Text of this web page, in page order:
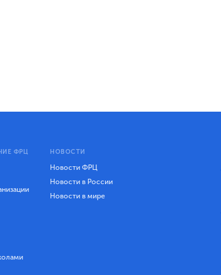
ФРЦ
НОВОСТИ
Новости ФРЦ
Новости в России
Новости в мире